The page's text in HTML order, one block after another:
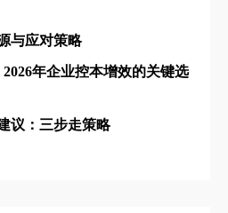
成本降低18%。由此可见，
合规与安全，更成为驱动
与应对策略
年企业控本增效的关键选
议：三步走策略